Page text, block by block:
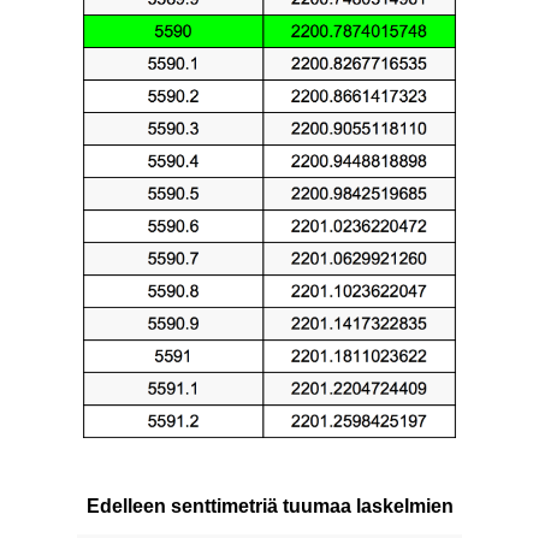
Edelleen senttimetriä tuumaa laskelmien